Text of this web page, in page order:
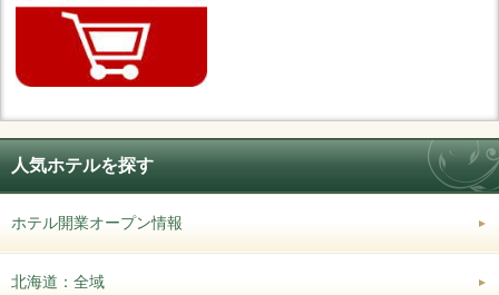
人気ホテルを探す
ホテル開業オープン情報
北海道：全域